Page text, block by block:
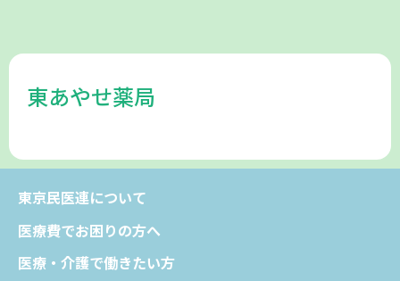
東あやせ薬局
東京民医連について
医療費でお困りの方へ
医療・介護で働きたい方